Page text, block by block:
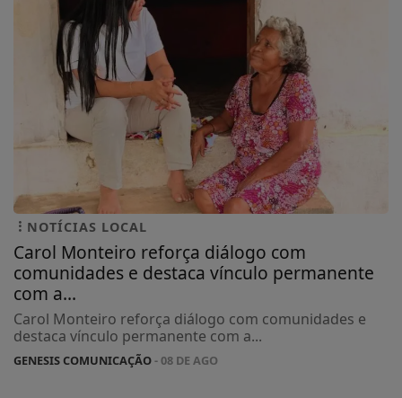
NOTÍCIAS LOCAL
Carol Monteiro reforça diálogo com
comunidades e destaca vínculo permanente
com a...
Carol Monteiro reforça diálogo com comunidades e
destaca vínculo permanente com a...
GENESIS COMUNICAÇÃO- 08 DE AGO